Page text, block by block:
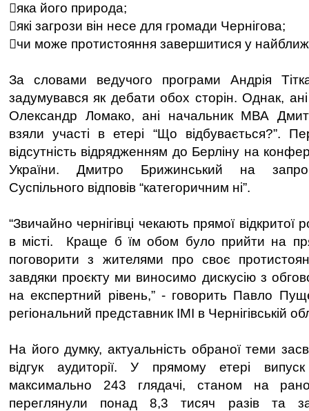
яка його природа;
які загрози він несе для громади Чернігова;
чи може протистояння завершитися у
За словами ведучого програми Андрія
задумувався як дебати обох сторін. Однак,
Олександр Ломако, ані начальник МВА
взяли участі в етері “Що відбувається?”.
відсутність відрядженням до Берліну на
України. Дмитро Брижинський на
Суспільного відповів “категоричним ні”.
“Звичайно чернігівці чекають прямої
в місті. Краще б їм обом було прийти на
поговорити з жителями про своє
завдяки проєкту ми виносимо дискусію з
на експертний рівень,” - говорить Павло
регіональний представник ІМІ в Чернігівській
На його думку, актуальність обраної теми
відгук аудиторії. У прямому етері
максимально 243 глядачі, станом на
переглянули понад 8,3 тисяч разів та